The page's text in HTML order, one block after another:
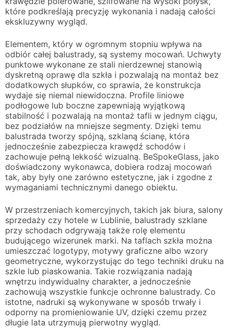
które podkreślają precyzję wykonania i nadają całości
ekskluzywny wygląd.
Elementem, który w ogromnym stopniu wpływa na
odbiór całej balustrady, są systemy mocowań. Uchwyty
punktowe wykonane ze stali nierdzewnej stanowią
dyskretną oprawę dla szkła i pozwalają na montaż bez
dodatkowych słupków, co sprawia, że konstrukcja
wydaje się niemal niewidoczna. Profile liniowe
podłogowe lub boczne zapewniają wyjątkową
stabilność i pozwalają na montaż tafli w jednym ciągu,
bez podziałów na mniejsze segmenty. Dzięki temu
balustrada tworzy spójną, szklaną ścianę, która
jednocześnie zabezpiecza krawędź schodów i
zachowuje pełną lekkość wizualną. BeSpokeGlass, jako
doświadczony wykonawca, dobiera rodzaj mocowań
tak, aby były one zarówno estetyczne, jak i zgodne z
wymaganiami technicznymi danego obiektu.
W przestrzeniach komercyjnych, takich jak biura, salony
sprzedaży czy hotele w Lublinie, balustrady szklane
przy schodach odgrywają także rolę elementu
budującego wizerunek marki. Na taflach szkła można
umieszczać logotypy, motywy graficzne albo wzory
geometryczne, wykorzystując do tego techniki druku na
szkle lub piaskowania. Takie rozwiązania nadają
wnętrzu indywidualny charakter, a jednocześnie
zachowują wszystkie funkcje ochronne balustrady. Co
istotne, nadruki są wykonywane w sposób trwały i
odporny na promieniowanie UV, dzięki czemu przez
długie lata utrzymują pierwotny wygląd.